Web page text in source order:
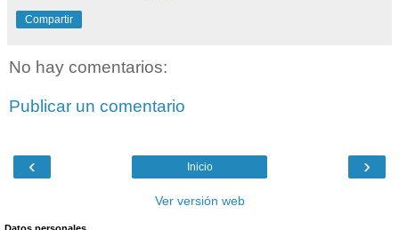
Compartir
No hay comentarios:
Publicar un comentario
‹ ›
Inicio
Ver versión web